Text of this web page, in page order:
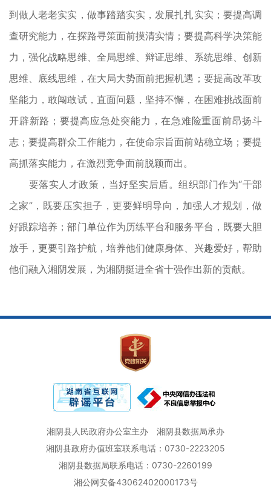
到做人老老实实，做事踏踏实实，发展扎扎实实；要提高调
查研究能力，在探路寻策面前摸清实情；要提高科学决策能
力，强化战略思维、全局思维、辩证思维、系统思维、创新
思维、底线思维，在大局大势面前把握机遇；要提高改革攻
坚能力，敢闯敢试，直面问题，坚持不懈，在困难挑战面前
开辟新路；要提高应急处突能力，在急难险重面前昂扬斗
志；要提高群众工作能力，在使命宗旨面前站稳立场；要提
高抓落实能力，在激烈竞争面前脱颖而出。
要落实人才政策，当好坚实后盾。组织部门作为“干部
之家”，既要压实担子，更要鲜明导向，加强人才规划，做
好跟踪培养；部门单位作为历练平台和服务平台，既要大胆
放手，更要引路护航，培养他们健康身体、兴趣爱好，帮助
他们融入湘阴发展，为湘阴挺进全省十强作出新的贡献。
湘阴县人民政府办公室主办
湘阴县数据局承办
湘阴县政府办值班室联系电话：0730-2223205
湘阴县数据局联系电话：0730-2260199
湘公网安备43062402000173号